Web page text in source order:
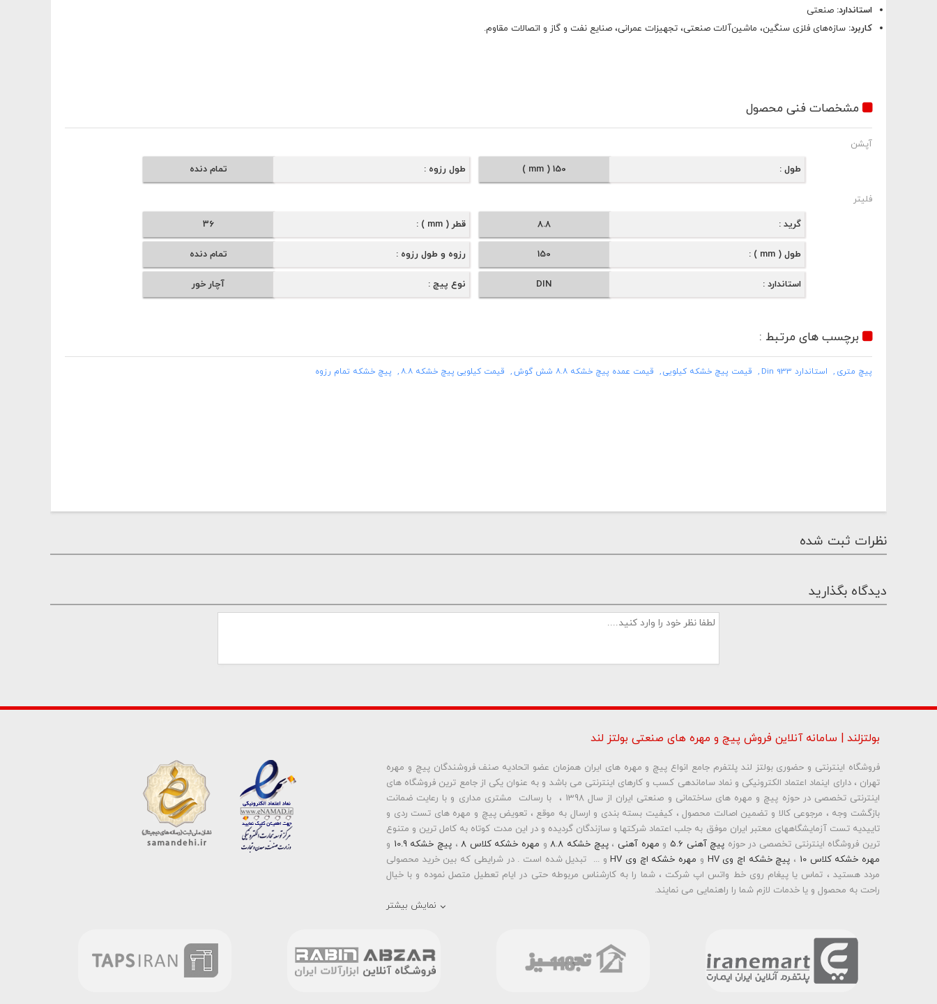
استاندارد: صنعتی
کاربرد: سازه‌های فلزی سنگین، ماشین‌آلات صنعتی، تجهیزات عمرانی، صنایع نفت و گاز و اتصالات مقاوم.
مشخصات فنی محصول
آپشن
طول
150 ( mm ) طول رزوه تمام دنده
فلیتر
گرید
8.8 قطر ( mm ) 36
طول ( mm ) 150 رزوه و طول رزوه تمام دنده
استاندارد DIN نوع پیچ آچار خور
برچسب های مرتبط :
پیچ متری استاندارد Din 933 قیمت پیچ خشکه کیلویی قیمت عمده پیچ خشکه ۸.۸ شش گوش قیمت کیلویی پیچ خشکه ۸.۸ پیچ خشکه تمام رزوه
نظرات ثبت شده
دیدگاه بگذارید
شماره تلفن و ایمیل شما نمایش داده نخواهد شد.
ارسال دیدگاه
بولتزلند | سامانه آنلاین فروش پیچ و مهره های صنعتی بولتز لند
فروشگاه اینترنتی و حضوری بولتز لند پلتفرم جامع انواع پیچ و مهره های ایران همزمان عضو اتحادیه صنف فروشندگان پیچ و مهره
تهران ، دارای اینماد اعتماد الکترونیکی و نماد ساماندهی کسب و کارهای اینترنتی می باشد و به عنوان یکی از جامع ترین فروشگاه های
اینترنتی تخصصی در حوزه پیچ و مهره های ساختمانی و صنعتی ایران از سال 1398 ، با رسالت مشتری مداری و با رعایت ضمانت
بازگشت وجه ، مرجوعی کالا و تضمین اصالت محصول ، کیفیت بسته بندی و ارسال به موقع ، تعویض پیچ و مهره های تست ردی و
تاییدیه تست آزمایشگاههای معتبر ایران موفق به جلب اعتماد شرکتها و سازندگان گردیده و در این مدت کوتاه به کامل ترین و متنوع
ترین فروشگاه اینترنتی تخصصی در حوزه پیچ آهنی 5.6 و مهره آهنی ،پیچ خشکه 8.8 و مهره خشکه کلاس 8 ،پیچ خشکه 10.9
و
مهره خشکه کلاس 10
، پیچ خشکه اچ وی HV و مهره خشکه اچ وی HV
و ... تبدیل شده است . در شرایطی که بین خرید محصولی
مردد هستید ، تماس یا پیغام روی خط واتس اپ شرکت ، شما را به کارشناس مربوطه حتی در ایام تعطیل متصل نموده و با خیال
راحت به محصول و یا خدمات لازم شما را راهنمایی می نمایند.
پیچ کناف
و
اینترنتی و عرضه خدمات به قیمت روز و رقابتی به مشتریان محترم می باشد . در فروشگاه اینترنتی و حضوری رابین ابزار شما مشتری
محترم در هر ساعت از شبانه روز به راحتی و با خیال آسوده می توانید با سفارش انواع پیچ و مهره های آهنی ، پیچ و مهره های
خشکه 8.8 ، پیچ و مهره های خشکه 10.9 ، پیچ و مهره های خشکه اچ وی HV ، واشر فنری ، واشر آهنی و واشر خشکه کلاس 10 اقدام
نمایش بیشتر